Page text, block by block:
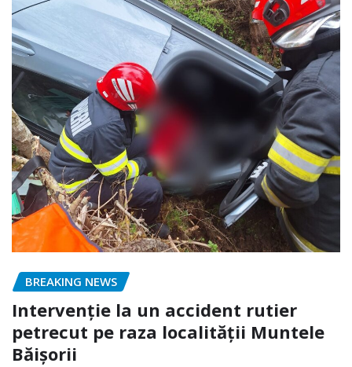
BREAKING NEWS
Intervenție la un accident rutier
petrecut pe raza localității Muntele
Băișorii